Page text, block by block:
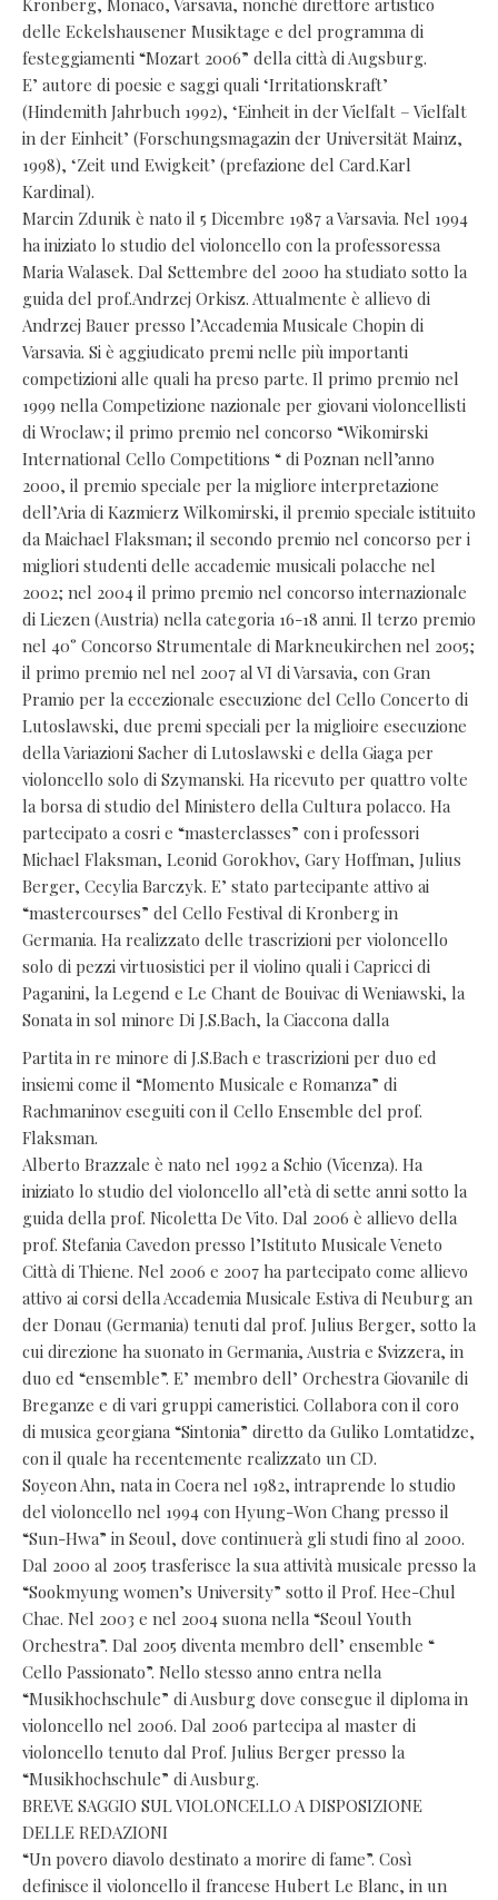
Kronberg, Monaco, Varsavia, nonché direttore artistico
delle Eckelshausener Musiktage e del programma di
festeggiamenti “Mozart 2006” della città di Augsburg.
E’ autore di poesie e saggi quali ‘Irritationskraft’
(Hindemith Jahrbuch 1992), ‘Einheit in der Vielfalt – Vielfalt
in der Einheit’ (Forschungsmagazin der Universität Mainz,
1998), ‘Zeit und Ewigkeit’ (prefazione del Card.Karl
Kardinal).
Marcin Zdunik è nato il 5 Dicembre 1987 a Varsavia. Nel 1994
ha iniziato lo studio del violoncello con la professoressa
Maria Walasek. Dal Settembre del 2000 ha studiato sotto la
guida del prof.Andrzej Orkisz. Attualmente è allievo di
Andrzej Bauer presso l’Accademia Musicale Chopin di
Varsavia. Si è aggiudicato premi nelle più importanti
competizioni alle quali ha preso parte. Il primo premio nel
1999 nella Competizione nazionale per giovani violoncellisti
di Wroclaw; il primo premio nel concorso “Wikomirski
International Cello Competitions “ di Poznan nell’anno
2000, il premio speciale per la migliore interpretazione
dell’Aria di Kazmierz Wilkomirski, il premio speciale istituito
da Maichael Flaksman; il secondo premio nel concorso per i
migliori studenti delle accademie musicali polacche nel
2002; nel 2004 il primo premio nel concorso internazionale
di Liezen (Austria) nella categoria 16-18 anni. Il terzo premio
nel 40° Concorso Strumentale di Markneukirchen nel 2005;
il primo premio nel nel 2007 al VI di Varsavia, con Gran
Pramio per la eccezionale esecuzione del Cello Concerto di
Lutoslawski, due premi speciali per la miglioire esecuzione
della Variazioni Sacher di Lutoslawski e della Giaga per
violoncello solo di Szymanski. Ha ricevuto per quattro volte
la borsa di studio del Ministero della Cultura polacco. Ha
partecipato a cosri e “masterclasses” con i professori
Michael Flaksman, Leonid Gorokhov, Gary Hoffman, Julius
Berger, Cecylia Barczyk. E’ stato partecipante attivo ai
“mastercourses” del Cello Festival di Kronberg in
Germania. Ha realizzato delle trascrizioni per violoncello
solo di pezzi virtuosistici per il violino quali i Capricci di
Paganini, la Legend e Le Chant de Bouivac di Weniawski, la
Sonata in sol minore Di J.S.Bach, la Ciaccona dalla
Partita in re minore di J.S.Bach e trascrizioni per duo ed
insiemi come il “Momento Musicale e Romanza” di
Rachmaninov eseguiti con il Cello Ensemble del prof.
Flaksman.
Alberto Brazzale è nato nel 1992 a Schio (Vicenza). Ha
iniziato lo studio del violoncello all’età di sette anni sotto la
guida della prof. Nicoletta De Vito. Dal 2006 è allievo della
prof. Stefania Cavedon presso l’Istituto Musicale Veneto
Città di Thiene. Nel 2006 e 2007 ha partecipato come allievo
attivo ai corsi della Accademia Musicale Estiva di Neuburg an
der Donau (Germania) tenuti dal prof. Julius Berger, sotto la
cui direzione ha suonato in Germania, Austria e Svizzera, in
duo ed “ensemble”. E’ membro dell’ Orchestra Giovanile di
Breganze e di vari gruppi cameristici. Collabora con il coro
di musica georgiana “Sintonia” diretto da Guliko Lomtatidze,
con il quale ha recentemente realizzato un CD.
Soyeon Ahn, nata in Coera nel 1982, intraprende lo studio
del violoncello nel 1994 con Hyung-Won Chang presso il
“Sun-Hwa” in Seoul, dove continuerà gli studi fino al 2000.
Dal 2000 al 2005 trasferisce la sua attività musicale presso la
“Sookmyung women’s University” sotto il Prof. Hee-Chul
Chae. Nel 2003 e nel 2004 suona nella “Seoul Youth
Orchestra”. Dal 2005 diventa membro dell’ ensemble “
Cello Passionato”. Nello stesso anno entra nella
“Musikhochschule” di Ausburg dove consegue il diploma in
violoncello nel 2006. Dal 2006 partecipa al master di
violoncello tenuto dal Prof. Julius Berger presso la
“Musikhochschule” di Ausburg.
BREVE SAGGIO SUL VIOLONCELLO A DISPOSIZIONE
DELLE REDAZIONI
“Un povero diavolo destinato a morire di fame”. Così
definisce il violoncello il francese Hubert Le Blanc, in un